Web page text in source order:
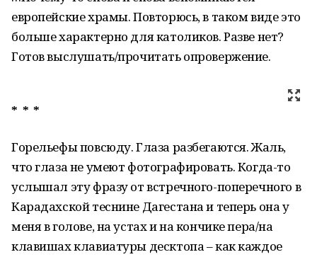
европейские храмы. Повторюсь, в таком виде это
больше характерно для католиков. Разве нет?
Готов выслушать/прочитать опровержение.
* * *
Горельефы повсюду. Глаза разбегаются. Жаль,
что глаза не умеют фотографировать. Когда-то
услышал эту фразу от встречного-поперечного в
Карадахской теснине Дагестана и теперь она у
меня в голове, на устах и на кончике пера/на
клавишах клавиатуры десктопа – как каждое